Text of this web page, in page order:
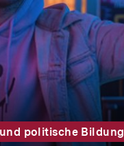
politische Bildung